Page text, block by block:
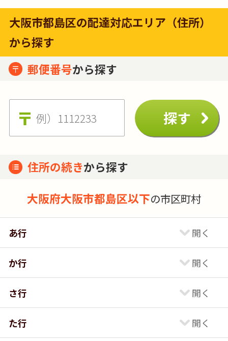
大阪市都島区の配達対応エリア（住所）
から探す
郵便番号から探す
住所の続きから探す
大阪府大阪市都島区以下の市区町村
あ行
か行
さ行
た行